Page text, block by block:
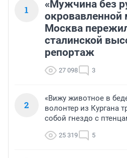
1
«Мужчина без
окровавленной
Москва
сталинской
репортаж
27 098 3
2
«Вижу животное в
волонтер из Кургана
собой гнездо с
25 319 5